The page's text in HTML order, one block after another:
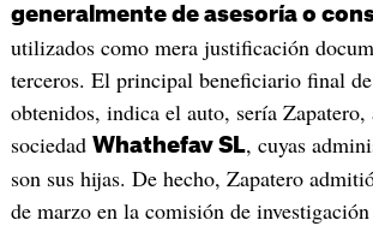
generalmente de asesoría o
utilizados como mera justificación
terceros. El principal beneficiario final
obtenidos, indica el auto, sería
sociedad Whathefav SL, cuyas
son sus hijas. De hecho, Zapatero
de marzo en la comisión de